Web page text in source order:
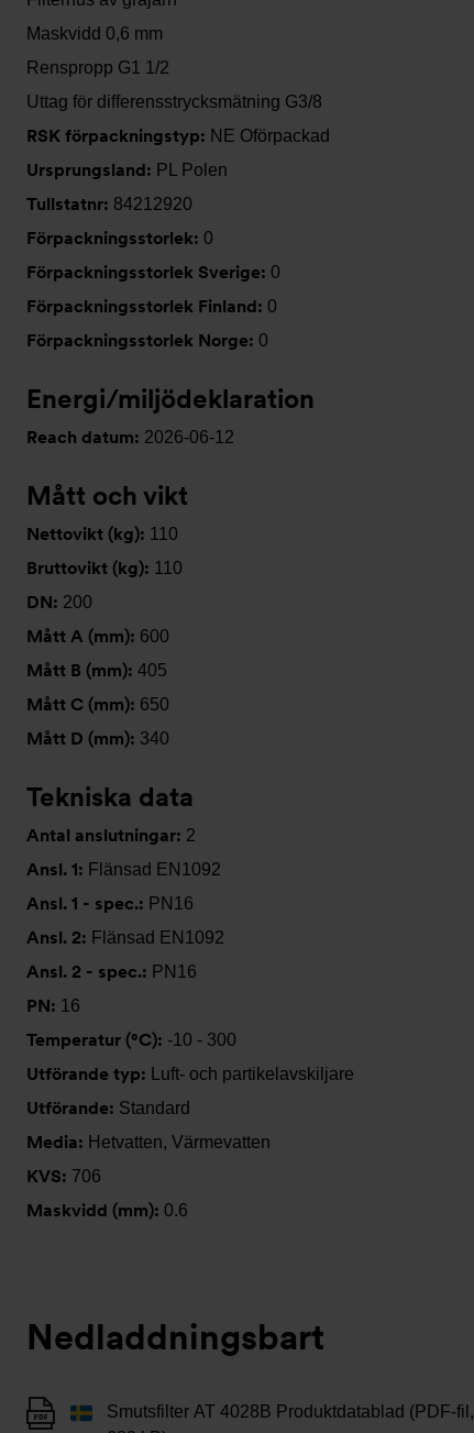
Maskvidd 0,6 mm
Renspropp G1 1/2
Uttag för differensstrycksmätning G3/8
RSK förpackningstyp: NE Oförpackad
Ursprungsland: PL Polen
Tullstatnr: 84212920
Förpackningsstorlek: 0
Förpackningsstorlek Sverige: 0
Förpackningsstorlek Finland: 0
Förpackningsstorlek Norge: 0
Energi/miljödeklaration
Reach datum: 2026-06-12
Mått och vikt
Nettovikt (kg): 110
Bruttovikt (kg): 110
DN: 200
Mått A (mm): 600
Mått B (mm): 405
Mått C (mm): 650
Mått D (mm): 340
Tekniska data
Antal anslutningar: 2
Ansl. 1: Flänsad EN1092
Ansl. 1 - spec.: PN16
Ansl. 2: Flänsad EN1092
Ansl. 2 - spec.: PN16
PN: 16
Temperatur (°C): -10 - 300
Utförande typ: Luft- och partikelavskiljare
Utförande: Standard
Media: Hetvatten, Värmevatten
KVS: 706
Maskvidd (mm): 0.6
Nedladdningsbart
Smutsfilter AT 4028B Produktdatablad (PDF-fil,